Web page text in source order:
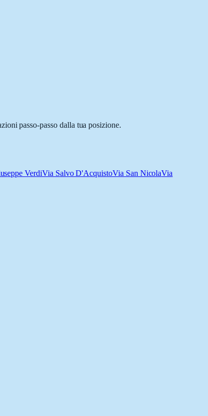
passo-passo dalla tua posizione.
VerdiVia Salvo D'AcquistoVia San NicolaVia